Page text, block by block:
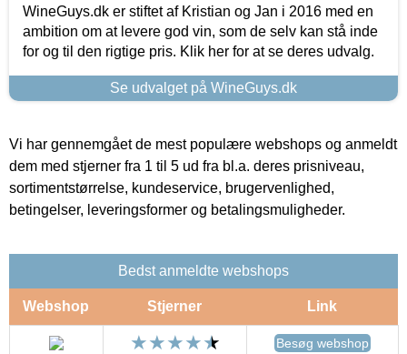
WineGuys.dk er stiftet af Kristian og Jan i 2016 med en
ambition om at levere god vin, som de selv kan stå inde
for og til den rigtige pris. Klik her for at se deres udvalg.
Se udvalget på WineGuys.dk
Vi har gennemgået de mest populære webshops og anmeldt
dem med stjerner fra 1 til 5 ud fra bl.a. deres prisniveau,
sortimentstørrelse, kundeservice, brugervenlighed,
betingelser, leveringsformer og betalingsmuligheder.
Bedst anmeldte webshops
Webshop Stjerner Link
Besøg webshop